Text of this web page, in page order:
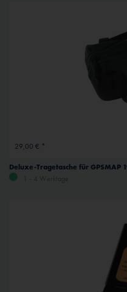
29,00 € *
Deluxe-Tragetasche für GPSMAP